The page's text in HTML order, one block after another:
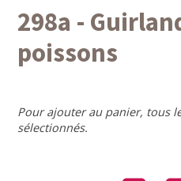
298a -
poissons
Pour ajouter au panier, tous
sélectionnés.